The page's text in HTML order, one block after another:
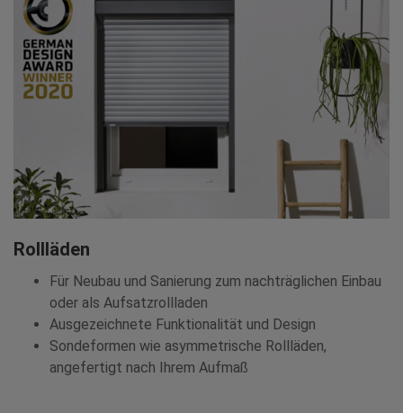
Rollläden
Für Neubau und Sanierung zum nachträglichen Einbau
oder als Aufsatzrollladen
Ausgezeichnete Funktionalität und Design
Sondeformen wie asymmetrische Rollläden,
angefertigt nach Ihrem Aufmaß